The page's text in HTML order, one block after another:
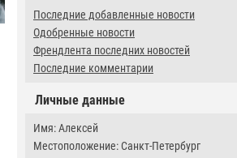
Последние добавленные новости
Одобренные новости
Френдлента последних новостей
Последние комментарии
Личные данные
Имя: Алексей
Местоположение: Санкт-Петербург